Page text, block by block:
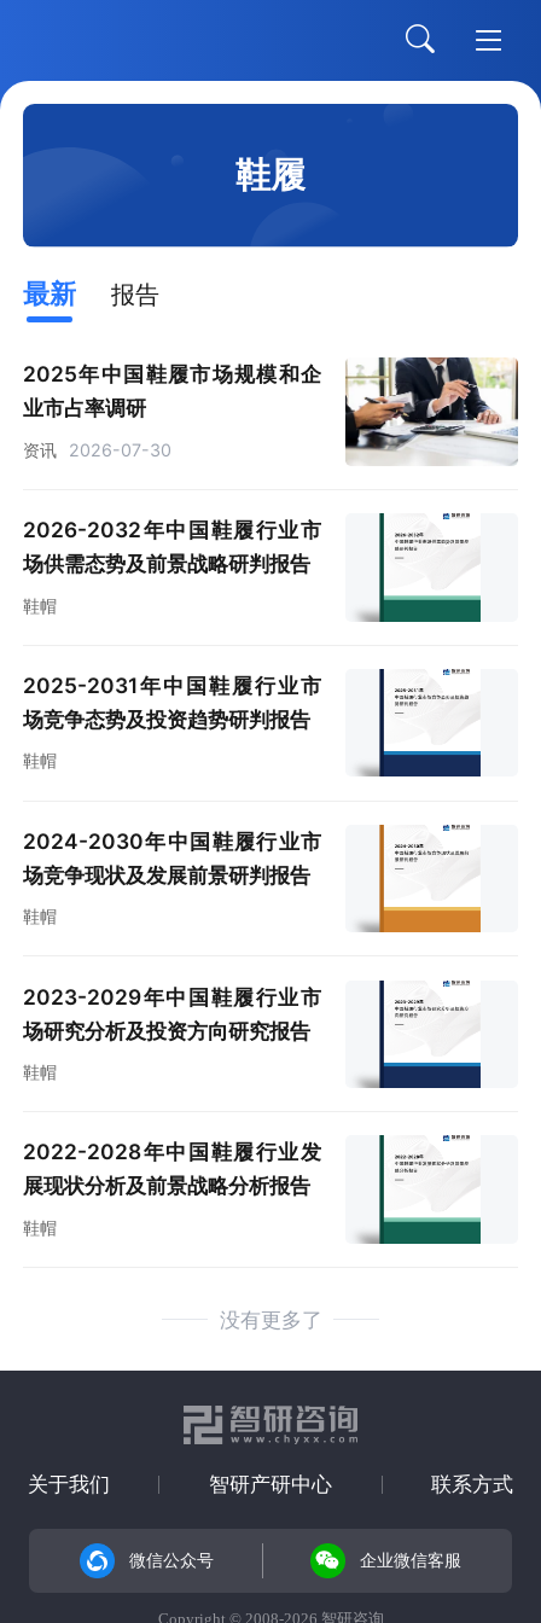
鞋履
最新 报告
2025年中国鞋履市场规模和企
业市占率调研
资讯 2026-07-30
2026-2032年中国鞋履行业市
场供需态势及前景战略研判报告
鞋帽
2025-2031年中国鞋履行业市
场竞争态势及投资趋势研判报告
鞋帽
2024-2030年中国鞋履行业市
场竞争现状及发展前景研判报告
鞋帽
2023-2029年中国鞋履行业市
场研究分析及投资方向研究报告
鞋帽
2022-2028年中国鞋履行业发
展现状分析及前景战略分析报告
鞋帽
没有更多了
关于我们 智研产研中心 联系方式
微信公众号 企业微信客服
Copyright © 2008-2026 智研咨询